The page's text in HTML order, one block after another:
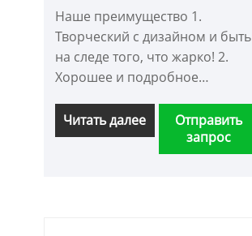
Наше преимущество 1.
Творческий с дизайном и быть
на следе того, что жарко! 2.
Хорошее и подробное
прекрасное качество и
хорошая цена 4. Строгий
контроль качества 5. Время
Читать далее
Отправить
запрос